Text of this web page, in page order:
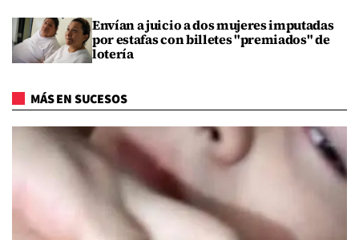
Envían a juicio a dos mujeres imputadas
por estafas con billetes "premiados" de
lotería
MÁS EN SUCESOS